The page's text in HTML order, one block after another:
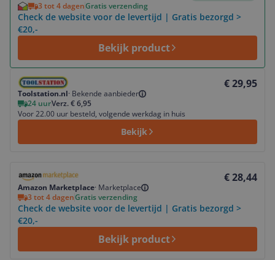
3 tot 4 dagenGratis verzending
Check de website voor de levertijd | Gratis bezorgd >
€20,-
Bekijk product
Toolstation.nl· Bekende aanbieder
€ 29,95
24 uurVerz. € 6,95
Voor 22.00 uur besteld, volgende werkdag in huis
Bekijk
Bekijk product
Amazon Marketplace· Marketplace
€ 28,44
3 tot 4 dagenGratis verzending
Check de website voor de levertijd | Gratis bezorgd >
€20,-
Bekijk product
Bekijk product